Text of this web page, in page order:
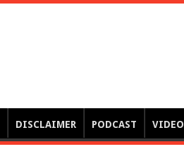
DISCLAIMER PODCAST VIDEO